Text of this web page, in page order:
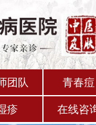
团队 青春痘
疹 在线咨